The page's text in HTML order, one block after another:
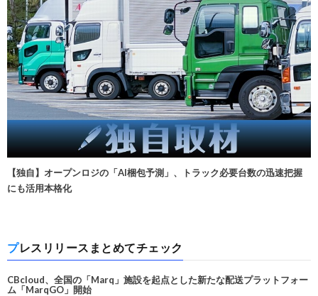
【独自】オープンロジの「AI梱包予測」、トラック必要台数の迅速把握
にも活用本格化
プレスリリースまとめてチェック
CBcloud、全国の「Marq」施設を起点とした新たな配送プラットフォー
ム「MarqGO」開始